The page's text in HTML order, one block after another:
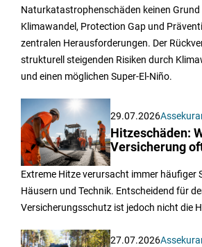
Naturkatastrophenschäden keinen
Klimawandel, Protection Gap und
zentralen Herausforderungen. Der
strukturell steigenden Risiken durch
und einen möglichen Super-El-Niño.
29.07.2026
Hitzeschäden:
Versicherung
Extreme Hitze verursacht immer häufiger
Häusern und Technik. Entscheidend für
Versicherungsschutz ist jedoch nicht die
27.07.2026